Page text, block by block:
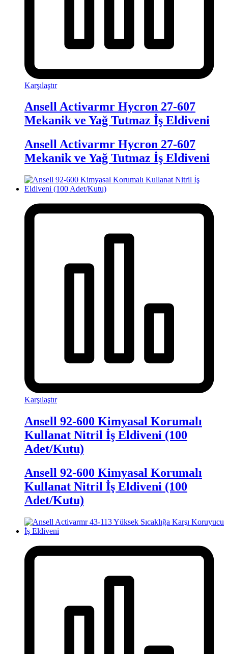
Karşılaştır
Ansell Activarmr Hycron 27-607
Mekanik ve Yağ Tutmaz İş Eldiveni
Ansell Activarmr Hycron 27-607
Mekanik ve Yağ Tutmaz İş Eldiveni
Karşılaştır
Ansell 92-600 Kimyasal Korumalı
Kullanat Nitril İş Eldiveni (100
Adet/Kutu)
Ansell 92-600 Kimyasal Korumalı
Kullanat Nitril İş Eldiveni (100
Adet/Kutu)